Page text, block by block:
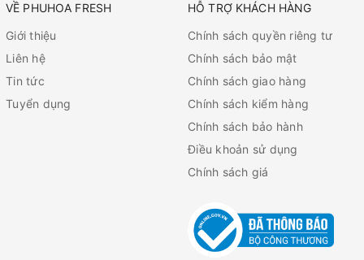
VỀ PHUHOA FRESH
Giới thiệu
Liên hệ
Tin tức
Tuyển dụng
HỖ TRỢ KHÁCH HÀNG
Chính sách quyền riêng tư
Chính sách bảo mật
Chính sách giao hàng
Chính sách kiểm hàng
Chính sách bảo hành
Điều khoản sử dụng
Chính sách giá